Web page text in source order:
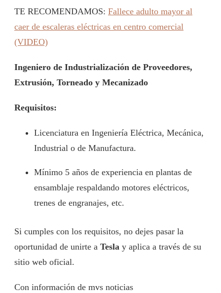
TE RECOMENDAMOS: Fallece adulto mayor al
caer de escaleras eléctricas en centro comercial
(VIDEO)
Ingeniero de Industrialización de Proveedores,
Extrusión, Torneado y Mecanizado
Requisitos:
Licenciatura en Ingeniería Eléctrica, Mecánica,
Industrial o de Manufactura.
Mínimo 5 años de experiencia en plantas de
ensamblaje respaldando motores eléctricos,
trenes de engranajes, etc.
Si cumples con los requisitos, no dejes pasar la
oportunidad de unirte a Tesla y aplica a través de su
sitio web oficial.
Con información de mvs noticias